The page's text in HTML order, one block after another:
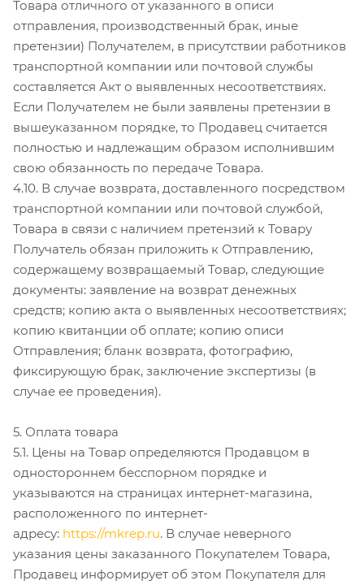
Товара отличного от указанного в описи
отправления, производственный брак, иные
претензии) Получателем, в присутствии работников
транспортной компании или почтовой службы
составляется Акт о выявленных несоответствиях.
Если Получателем не были заявлены претензии в
вышеуказанном порядке, то Продавец считается
полностью и надлежащим образом исполнившим
свою обязанность по передаче Товара.
4.10. В случае возврата, доставленного посредством
транспортной компании или почтовой службой,
Товара в связи с наличием претензий к Товару
Получатель обязан приложить к Отправлению,
содержащему возвращаемый Товар, следующие
документы: заявление на возврат денежных
средств; копию акта о выявленных несоответствиях;
копию квитанции об оплате; копию описи
Отправления; бланк возврата, фотографию,
фиксирующую брак, заключение экспертизы (в
случае ее проведения).
5. Оплата товара
5.1. Цены на Товар определяются Продавцом в
одностороннем бесспорном порядке и
указываются на страницах интернет-магазина,
расположенного по интернет-
адресу: https://mkrep.ru. В случае неверного
указания цены заказанного Покупателем Товара,
Продавец информирует об этом Покупателя для